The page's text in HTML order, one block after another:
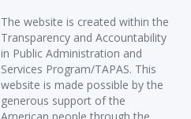
The website is created within the
Transparency and Accountability
in Public Administration and
Services Program/TAPAS. This
website is made possible by the
generous support of the